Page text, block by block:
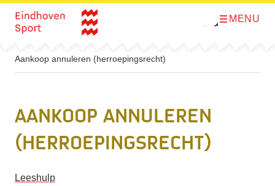
Direct naar de inhoud
O
n
MENU
Aankoop annuleren (herroepingsrecht)
Aankoop annuleren
(herroepingsrecht)
Leeshulp